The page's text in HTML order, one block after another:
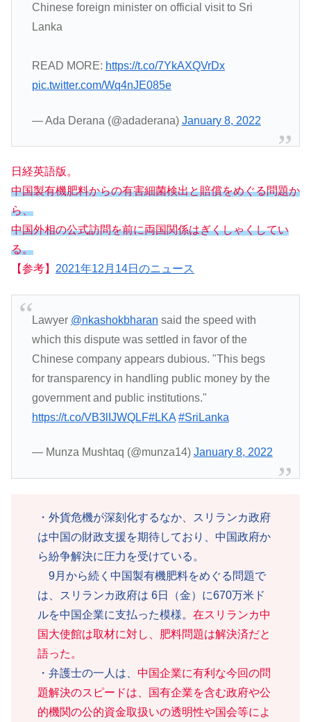
Chinese foreign minister on official visit to Sri
Lanka
READ MORE: https://t.co/7YkAXQVrDx
pic.twitter.com/Wq4nJE085e
— Ada Derana (@adaderana) January 8, 2022
日経英語版。
中国製有機肥料からの有害細菌検出と賠償をめぐる問題か
ら、
中国外相の公式訪問を前に両国関係はぎくしゃくしてい
る。
【参考】 2021年12月14日のニュース
Lawyer @nkashokbharan said the speed with
which this dispute was settled in favor of the
Chinese company appears dubious. "This begs
for transparency in handling public money by the
government and public institutions."
https://t.co/VB3lIJWQLF#LKA #SriLanka
— Munza Mushtaq (@munza14) January 8, 2022
・外貨危機が深刻化するなか、スリランカ政府
は中国の財政支援を期待しており、中国政府か
ら紛争解決に圧力を受けている。
9月から続く中国製有機肥料をめぐる問題で
は、スリランカ政府は 6日（金）に670万米ド
ルを中国企業に支払った模様。 在スリランカ中
国大使館は取材に対し
、肥料問題は解決済だと
語った。
・弁護士の一人は、 中国企業に有利な今回の問
題解決のスピードは、国有企業を含む政府や公
的機関の公的資金取扱いの透明性や国会等によ